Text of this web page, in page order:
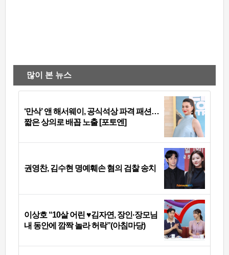
많이 본 뉴스
‘만삭’ 앤 해서웨이, 공식석상 파격 패션…
짧은 상의로 배꼽 노출 [포토엔]
권영찬, 김수현 명예훼손 혐의 검찰 송치
이상호 “10살 어린 ♥김자연, 장인·장모님
내 동안에 깜짝 놀라 허락”(아침마당)